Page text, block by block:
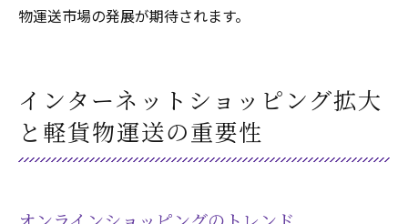
物運送市場の発展が期待されます。
インターネットショッピング拡大
と軽貨物運送の重要性